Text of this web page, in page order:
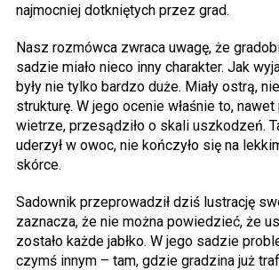
najmocniej dotkniętych przez grad.
Nasz rozmówca zwraca uwagę, że
sadzie miało nieco inny charakter. Jak
były nie tylko bardzo duże. Miały ostrą,
strukturę. W jego ocenie właśnie to,
wietrze, przesądziło o skali uszkodzeń.
uderzył w owoc, nie kończyło się na
skórce.
Sadownik przeprowadził dziś lustrację
zaznacza, że nie można powiedzieć, że
zostało każde jabłko. W jego sadzie
czymś innym – tam, gdzie gradzina już